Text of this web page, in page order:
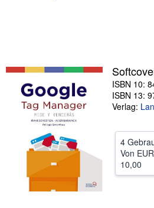
Verkäufer
Verkäufer werden
Hilfe
ISBN 10:
ISBN 13:
Verlag:
4
Von EUR
10,00